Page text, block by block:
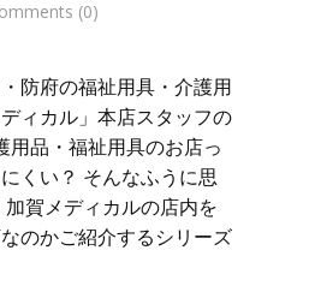
(0)
防府の福祉用具・介護用
ィカル」本店スタッフの
品・福祉用具のお店っ
くい？ そんなふうに思
賀メディカルの店内を
のかご紹介するシリーズ